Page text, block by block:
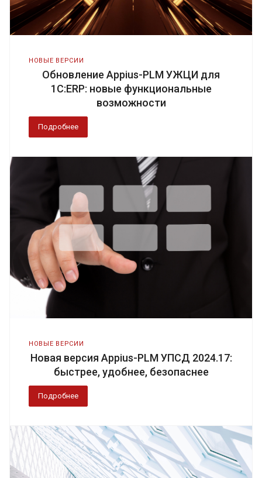
НОВЫЕ ВЕРСИИ
Обновление Appius-PLM УЖЦИ для
1С:ERP: новые функциональные
возможности
Подробнее
НОВЫЕ ВЕРСИИ
Новая версия Appius-PLM УПСД 2024.17:
быстрее, удобнее, безопаснее
Подробнее